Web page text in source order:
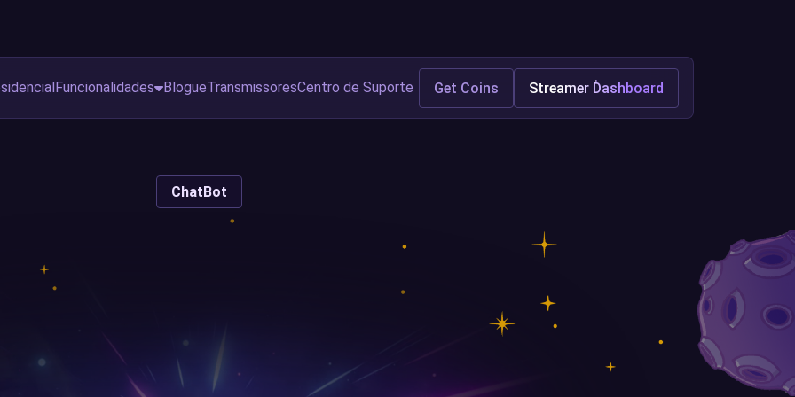
Funcionalidades BlogueTransmissoresCentro de Suporte Get Coins Streamer Dashboard
ChatBot